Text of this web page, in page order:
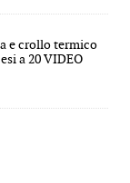
e crollo termico
a 20 VIDEO